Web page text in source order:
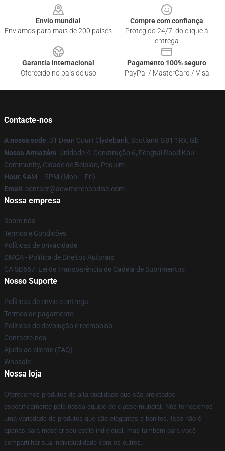
Envio mundial
Enviamos para mais de 200 países
Compre com confiança
Protegido 24/7, do clique à
entrega
Garantia internacional
Oferecido no país de uso
Pagamento 100% seguro
PayPal / MasterCard / Visa
Contacte-nos
A nossa sede: 31 Dean Court Clydebank, Scotland G81 1Rx, Gb
Nosso Armazém: Unidade 4, Construção 6, Fengtai Road Kou
Community, Cidade de Beipiao, Pequim
Hour: 9AM – 5PM (Mon – Fri)
Email : contact@aewmerchandise.com
Nossa empresa
Sobre nós
Termos e Condições
Políticas de privacidade
DMCA - Política de Direitos Autorais
CA SB657: Lei de Transparência de Cadeia de Suprimentos
Nosso Suporte
Políticas de envio e entrega
Termos de pagamento
Políticas de devolução e reembolso
Contacte-nos
Ajuda ao cliente (FAQ)
Whosale
Nossa loja
Oferecemos produtos de alta qualidade que são projetados
especificamente pela nossa equipe de classe mundial. Nós fornecemos
uma variedade de produtos que são elegantes e bonitos. Isso não é
apenas para mostrar seu estilo individual, mas também para você
compartilhar sua individualidade com os outros.